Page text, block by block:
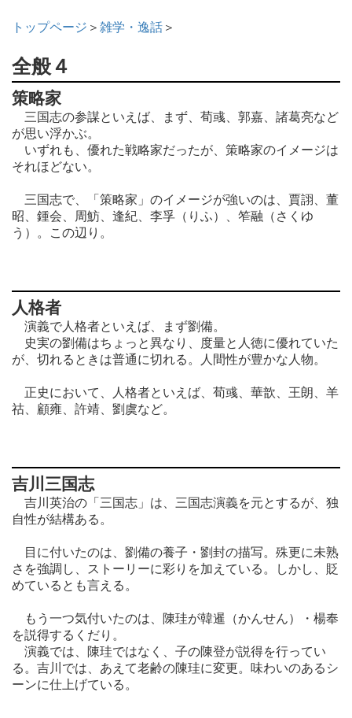
トップページ ＞ 雑学・逸話 ＞
全般４
策略家
三国志の参謀といえば、まず、荀彧、郭嘉、諸葛亮など
が思い浮かぶ。
いずれも、優れた戦略家だったが、策略家のイメージは
それほどない。
三国志で、「策略家」のイメージが強いのは、賈詡、董
昭、鍾会、周魴、逢紀、李孚（りふ）、笮融（さくゆ
う）。この辺り。
人格者
演義で人格者といえば、まず劉備。
史実の劉備はちょっと異なり、度量と人徳に優れていた
が、切れるときは普通に切れる。人間性が豊かな人物。
正史において、人格者といえば、荀彧、華歆、王朗、羊
祜、顧雍、許靖、劉虞など。
吉川三国志
吉川英治の「三国志」は、三国志演義を元とするが、独
自性が結構ある。
目に付いたのは、劉備の養子・劉封の描写。殊更に未熟
さを強調し、ストーリーに彩りを加えている。しかし、貶
めているとも言える。
もう一つ気付いたのは、陳珪が韓暹（かんせん）・楊奉
を説得するくだり。
演義では、陳珪ではなく、子の陳登が説得を行ってい
る。吉川では、あえて老齢の陳珪に変更。味わいのあるシ
ーンに仕上げている。